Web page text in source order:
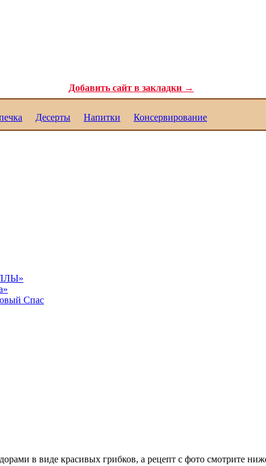
Добавить сайт в закладки →
Десерты Напитки Консервирование
Спас
в виде красивых грибков, а рецепт с фото смотрите